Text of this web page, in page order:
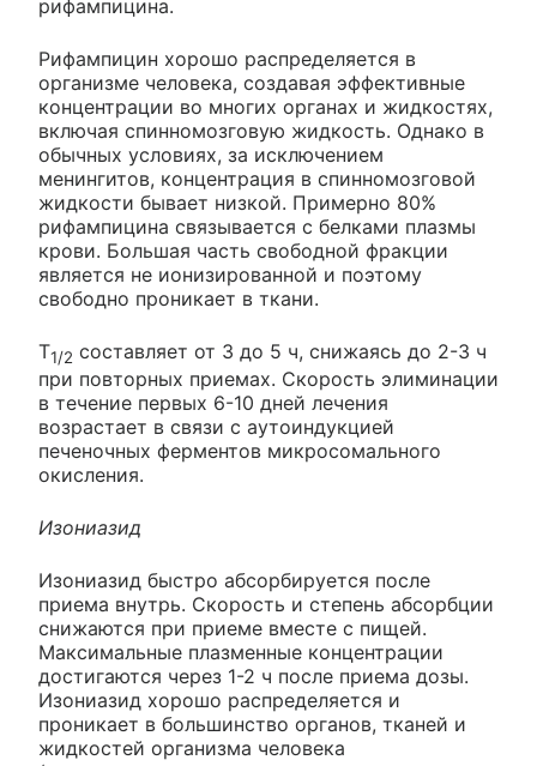
рифампицина.
Рифампицин хорошо распределяется в
организме человека, создавая эффективные
концентрации во многих органах и жидкостях,
включая спинномозговую жидкость. Однако в
обычных условиях, за исключением
менингитов, концентрация в спинномозговой
жидкости бывает низкой. Примерно 80%
рифампицина связывается с белками плазмы
крови. Большая часть свободной фракции
является не ионизированной и поэтому
свободно проникает в ткани.
T1/2 составляет от 3 до 5 ч, снижаясь до 2-3 ч
при повторных приемах. Скорость элиминации
в течение первых 6-10 дней лечения
возрастает в связи с аутоиндукцией
печеночных ферментов микросомального
окисления.
Изониазид
Изониазид быстро абсорбируется после
приема внутрь. Скорость и степень абсорбции
снижаются при приеме вместе с пищей.
Максимальные плазменные концентрации
достигаются через 1-2 ч после приема дозы.
Изониазид хорошо распределяется и
проникает в большинство органов, тканей и
жидкостей организма человека